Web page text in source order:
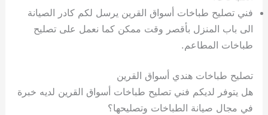
فني تصليح طباخات أسواق القرين يرسل لكم كادر الصيانة
الى باب المنزل بأقصر وقت ممكن كما نعمل على تصليح
طباخات المطاعم.
تصليح طباخات هندي أسواق القرين
هل يتوفر لديكم فني تصليح طباخات أسواق القرين لديه خبرة
في مجال صيانة الطباخات وتصليحها؟